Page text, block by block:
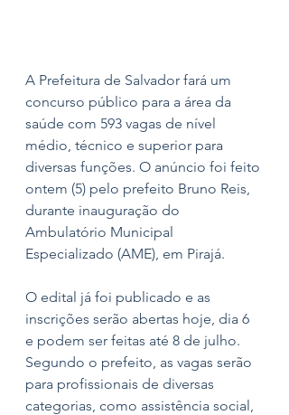
A Prefeitura de Salvador fará um
concurso público para a área da
saúde com 593 vagas de nível
médio, técnico e superior para
diversas funções. O anúncio foi feito
ontem (5) pelo prefeito Bruno Reis,
durante inauguração do
Ambulatório Municipal
Especializado (AME), em Pirajá.
O edital já foi publicado e as
inscrições serão abertas hoje, dia 6
e podem ser feitas até 8 de julho.
Segundo o prefeito, as vagas serão
para profissionais de diversas
categorias, como assistência social,